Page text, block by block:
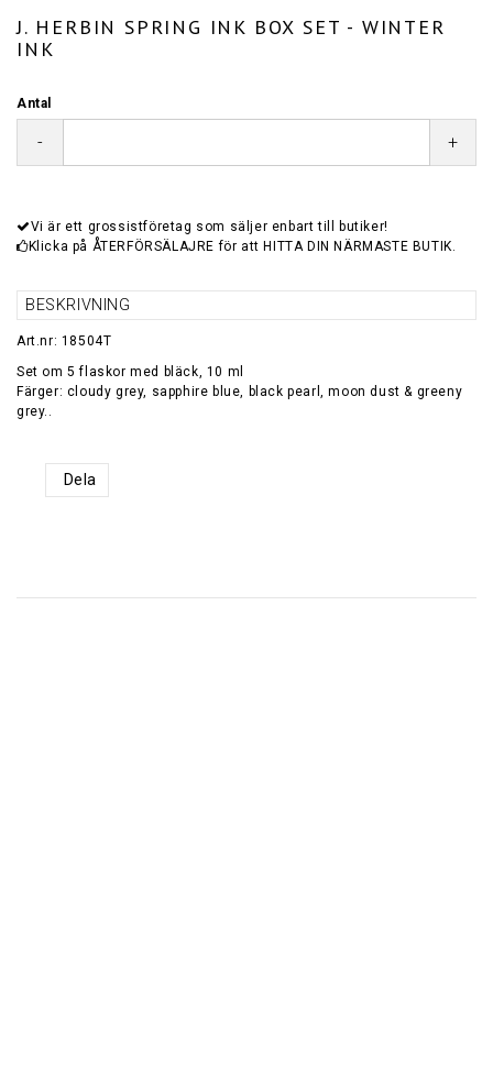
J. HERBIN SPRING INK BOX SET - WINTER
INK
Antal
- +
Vi är ett grossistföretag som säljer enbart till butiker!
Klicka på ÅTERFÖRSÄLAJRE för att HITTA DIN NÄRMASTE BUTIK.
BESKRIVNING
Art.nr: 18504T
Set om 5 flaskor med bläck, 10 ml
Färger: cloudy grey, sapphire blue, black pearl, moon dust & greeny
grey..
Dela